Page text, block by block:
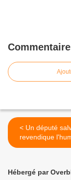
< Un député salvadorien
revendique
des médecins
Hébergé par